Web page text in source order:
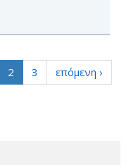
2 3
επόμενη ›